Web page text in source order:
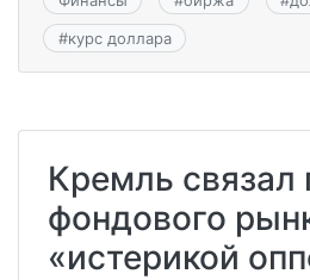
#курс доллара
Кремль связал
фондового
«истерикой